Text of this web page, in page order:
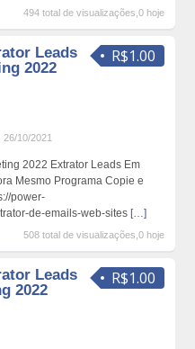
494 total de visualizações,0 hoje
R$1.00
Leads
2022
26/10/2021
2022 Extrator Leads Em
Mesmo Programa Copie e
power-
de-emails-web-sites […]
508 total de visualizações,0 hoje
R$1.00
Leads
2022